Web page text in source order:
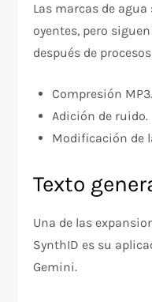
Las marcas de
oyentes, pero
después de
Compresión MP3.
Adición de ruido.
Modificación de
Texto
Una de las
SynthID es su
Gemini.